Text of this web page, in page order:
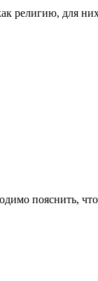
религию, для
пояснить,